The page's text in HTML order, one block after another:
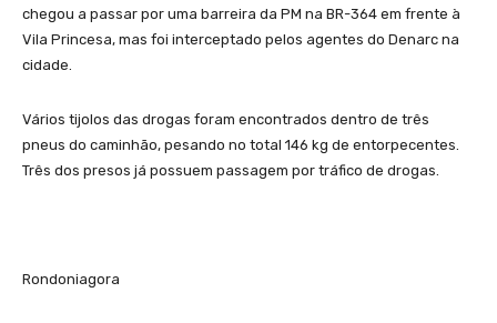
chegou a passar por uma barreira da PM na BR-364 em frente à
Vila Princesa, mas foi interceptado pelos agentes do Denarc na
cidade.
Vários tijolos das drogas foram encontrados dentro de três
pneus do caminhão, pesando no total 146 kg de entorpecentes.
Três dos presos já possuem passagem por tráfico de drogas.
Rondoniagora